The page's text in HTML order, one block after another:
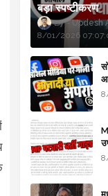
बड़ा स्पष्टीकरण
Updesh
8/01/2026